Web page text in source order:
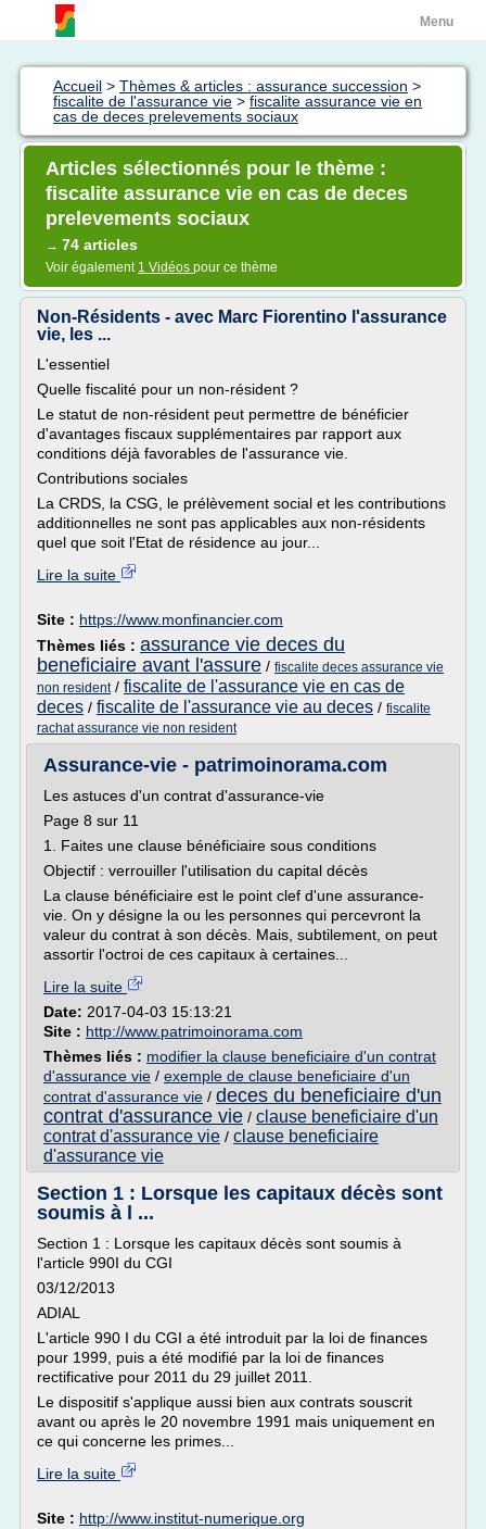
Menu
Accueil > Thèmes & articles : assurance succession >
fiscalite de l'assurance vie > fiscalite assurance vie en
cas de deces prelevements sociaux
Articles sélectionnés pour le thème :
fiscalite assurance vie en cas de deces
prelevements sociaux
→ 74 articles
Voir également 1 Vidéos pour ce thème
Non-Résidents - avec Marc Fiorentino l'assurance
vie, les ...
L'essentiel
Quelle fiscalité pour un non-résident ?
Le statut de non-résident peut permettre de bénéficier
d'avantages fiscaux supplémentaires par rapport aux
conditions déjà favorables de l'assurance vie.
Contributions sociales
La CRDS, la CSG, le prélèvement social et les contributions
additionnelles ne sont pas applicables aux non-résidents
quel que soit l'Etat de résidence au jour...
Lire la suite
Site : https://www.monfinancier.com
Thèmes liés : assurance vie deces du
beneficiaire avant l'assure / fiscalite deces assurance vie
non resident/ fiscalite de l'assurance vie en cas de
deces / fiscalite de l'assurance vie au deces / fiscalite
rachat assurance vie non resident
Assurance-vie - patrimoinorama.com
Les astuces d'un contrat d'assurance-vie
Page 8 sur 11
1. Faites une clause bénéficiaire sous conditions
Objectif : verrouiller l'utilisation du capital décès
La clause bénéficiaire est le point clef d'une assurance-
vie. On y désigne la ou les personnes qui percevront la
valeur du contrat à son décès. Mais, subtilement, on peut
assortir l'octroi de ces capitaux à certaines...
Lire la suite
Date: 2017-04-03 15:13:21
Site : http://www.patrimoinorama.com
Thèmes liés : modifier la clause beneficiaire d'un contrat
d'assurance vie / exemple de clause beneficiaire d'un
contrat d'assurance vie / deces du beneficiaire d'un
contrat d'assurance vie / clause beneficiaire d'un
contrat d'assurance vie / clause beneficiaire
d'assurance vie
Section 1 : Lorsque les capitaux décès sont
soumis à l ...
Section 1 : Lorsque les capitaux décès sont soumis à
l'article 990I du CGI
03/12/2013
ADIAL
L'article 990 I du CGI a été introduit par la loi de finances
pour 1999, puis a été modifié par la loi de finances
rectificative pour 2011 du 29 juillet 2011.
Le dispositif s'applique aussi bien aux contrats souscrit
avant ou après le 20 novembre 1991 mais uniquement en
ce qui concerne les primes...
Lire la suite
Site : http://www.institut-numerique.org